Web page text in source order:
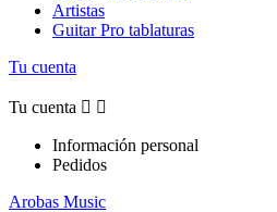
Artistas
Guitar Pro tablaturas
Tu cuenta
Tu cuenta  
Información personal
Pedidos
Arobas Music